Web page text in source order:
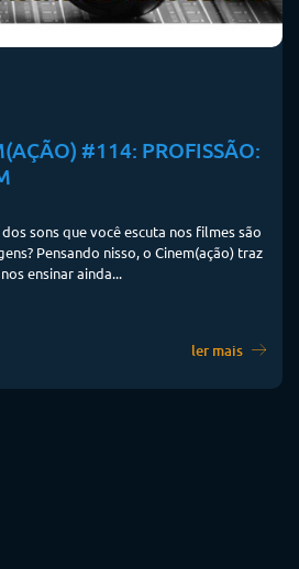
#114: PROFISSÃO:
sons que você escuta nos filmes são
Pensando nisso, o Cinem(ação) traz
ensinar ainda...
ler mais